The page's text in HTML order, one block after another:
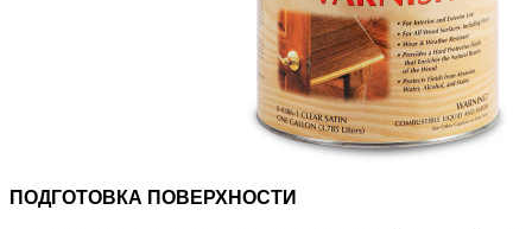
ПОДГОТОВКА ПОВЕРХНОСТИ